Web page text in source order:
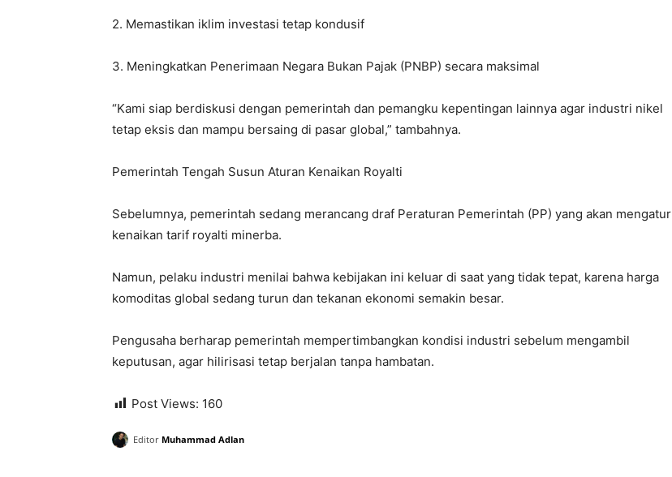
2. Memastikan iklim investasi tetap kondusif
3. Meningkatkan Penerimaan Negara Bukan Pajak (PNBP) secara maksimal
“Kami siap berdiskusi dengan pemerintah dan pemangku kepentingan lainnya agar industri nikel
tetap eksis dan mampu bersaing di pasar global,” tambahnya.
Pemerintah Tengah Susun Aturan Kenaikan Royalti
Sebelumnya, pemerintah sedang merancang draf Peraturan Pemerintah (PP) yang akan mengatur
kenaikan tarif royalti minerba.
Namun, pelaku industri menilai bahwa kebijakan ini keluar di saat yang tidak tepat, karena harga
komoditas global sedang turun dan tekanan ekonomi semakin besar.
Pengusaha berharap pemerintah mempertimbangkan kondisi industri sebelum mengambil
keputusan, agar hilirisasi tetap berjalan tanpa hambatan.
Post Views: 160
Editor Muhammad Adlan